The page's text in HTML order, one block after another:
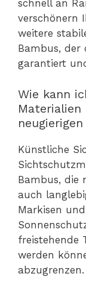
schnell an
verschönern
weitere
Bambus, der
garantiert
Wie kann
Materialien
Künstliche
Bambus, die
auch
Markisen
freistehende
werden
abzugrenzen.